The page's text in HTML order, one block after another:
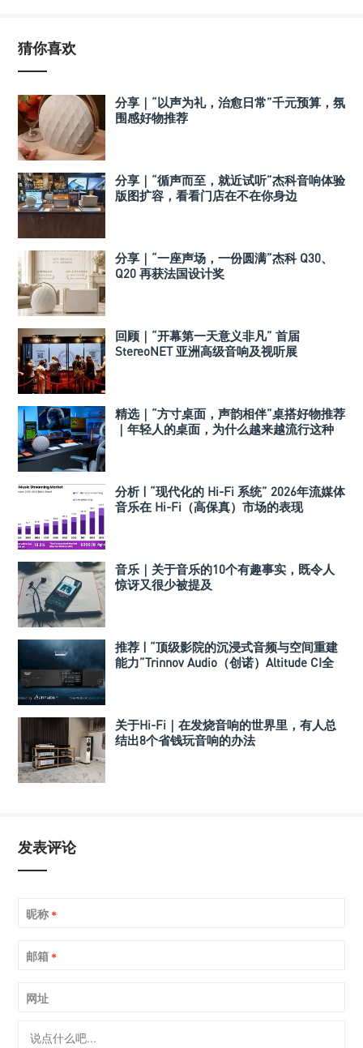
猜你喜欢
分享｜“以声为礼，治愈日常”千元预算，氛
围感好物推荐
分享｜“循声而至，就近试听”杰科音响体验
版图扩容，看看门店在不在你身边
分享｜“一座声场，一份圆满”杰科 Q30、
Q20 再获法国设计奖
回顾｜“开幕第一天意义非凡” 首届
StereoNET 亚洲高级音响及视听展
精选｜“方寸桌面，声韵相伴”桌搭好物推荐
｜年轻人的桌面，为什么越来越流行这种
分析 | “现代化的 Hi-Fi 系统” 2026年流媒体
音乐在 Hi-Fi（高保真）市场的表现
音乐｜关于音乐的10个有趣事实，既令人
惊讶又很少被提及
推荐 | “顶级影院的沉浸式音频与空间重建
能力”Trinnov Audio（创诺）Altitude CI全
关于Hi-Fi｜在发烧音响的世界里，有人总
结出8个省钱玩音响的办法
发表评论
昵称 *
邮箱 *
网址